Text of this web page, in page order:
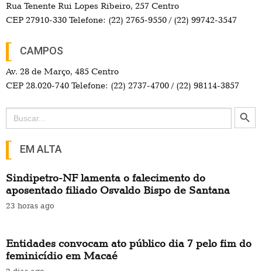
feminicídio em Macaé
2 dias ago
Privado com data base no segundo semestre
2 dias ago
EDITORIAS
PETROBRÁS FICA
SAÚDE